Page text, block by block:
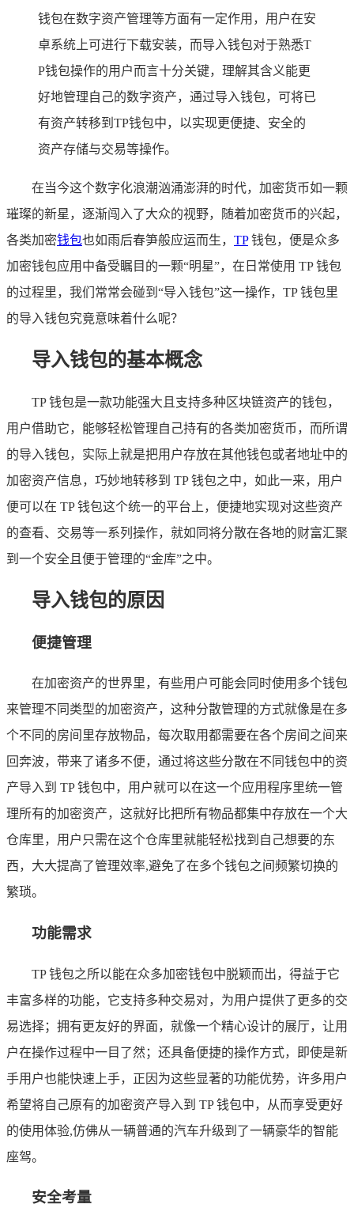
钱包在数字资产管理等方面有一定作用，用户在安
卓系统上可进行下载安装，而导入钱包对于熟悉T
P钱包操作的用户而言十分关键，理解其含义能更
好地管理自己的数字资产，通过导入钱包，可将已
有资产转移到TP钱包中，以实现更便捷、安全的
资产存储与交易等操作。
在当今这个数字化浪潮汹涌澎湃的时代，加密货币如一颗
璀璨的新星，逐渐闯入了大众的视野，随着加密货币的兴起，
各类加密钱包也如雨后春笋般应运而生， TP钱包，便是众多
加密钱包应用中备受瞩目的一颗“明星”，在日常使用 TP 钱包
的过程里，我们常常会碰到“导入钱包”这一操作，TP 钱包里
的导入钱包究竟意味着什么呢？
导入钱包的基本概念
TP 钱包是一款功能强大且支持多种区块链资产的钱包，
用户借助它，能够轻松管理自己持有的各类加密货币，而所谓
的导入钱包，实际上就是把用户存放在其他钱包或者地址中的
加密资产信息，巧妙地转移到 TP 钱包之中，如此一来，用户
便可以在 TP 钱包这个统一的平台上，便捷地实现对这些资产
的查看、交易等一系列操作，就如同将分散在各地的财富汇聚
到一个安全且便于管理的“金库”之中。
导入钱包的原因
便捷管理
在加密资产的世界里，有些用户可能会同时使用多个钱包
来管理不同类型的加密资产，这种分散管理的方式就像是在多
个不同的房间里存放物品，每次取用都需要在各个房间之间来
回奔波，带来了诸多不便，通过将这些分散在不同钱包中的资
产导入到 TP 钱包中，用户就可以在这一个应用程序里统一管
理所有的加密资产，这就好比把所有物品都集中存放在一个大
仓库里，用户只需在这个仓库里就能轻松找到自己想要的东
西，大大提高了管理效率,避免了在多个钱包之间频繁切换的
繁琐。
功能需求
TP 钱包之所以能在众多加密钱包中脱颖而出，得益于它
丰富多样的功能，它支持多种交易对，为用户提供了更多的交
易选择；拥有更友好的界面，就像一个精心设计的展厅，让用
户在操作过程中一目了然；还具备便捷的操作方式，即使是新
手用户也能快速上手，正因为这些显著的功能优势，许多用户
希望将自己原有的加密资产导入到 TP 钱包中，从而享受更好
的使用体验,仿佛从一辆普通的汽车升级到了一辆豪华的智能
座驾。
安全考量